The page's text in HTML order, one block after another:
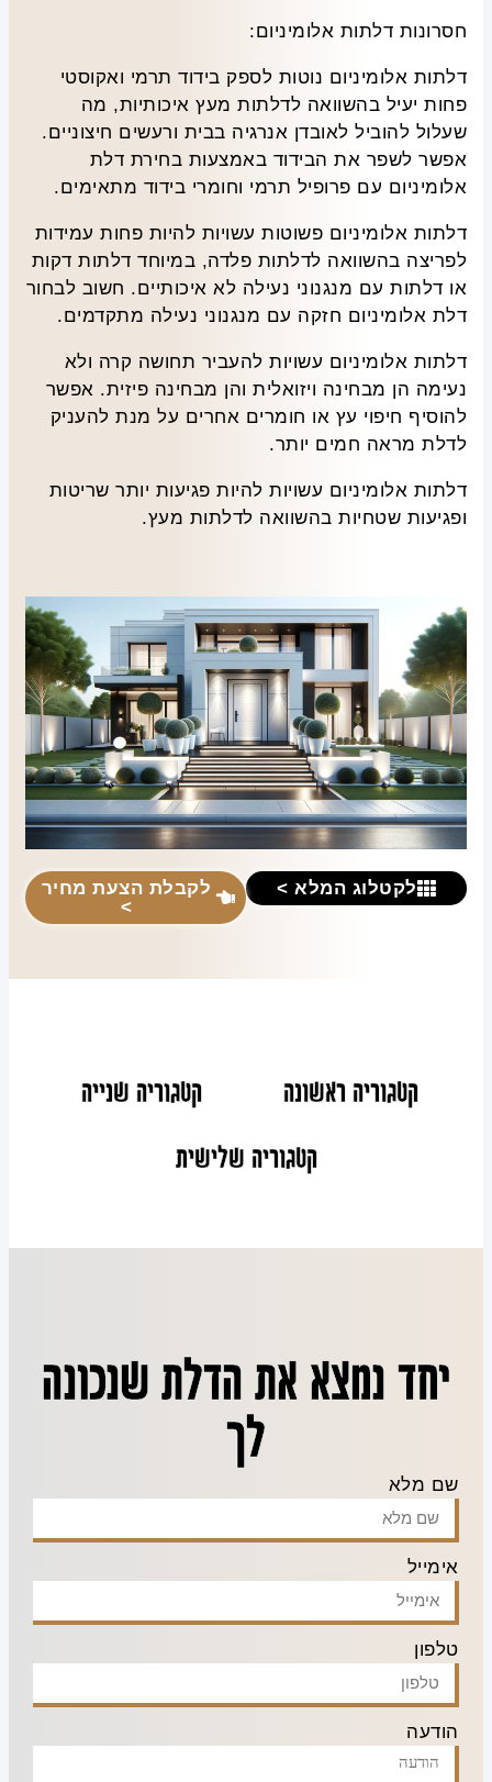
חסרונות דלתות אלומיניום:
דלתות אלומיניום נוטות לספק בידוד תרמי ואקוסטי
פחות יעיל בהשוואה לדלתות מעץ איכותיות, מה
שעלול להוביל לאובדן אנרגיה בבית ורעשים חיצוניים.
אפשר לשפר את הבידוד באמצעות בחירת דלת
אלומיניום עם פרופיל תרמי וחומרי בידוד מתאימים.
דלתות אלומיניום פשוטות עשויות להיות פחות עמידות
לפריצה בהשוואה לדלתות פלדה, במיוחד דלתות דקות
או דלתות עם מנגנוני נעילה לא איכותיים. חשוב לבחור
דלת אלומיניום חזקה עם מנגנוני נעילה מתקדמים.
דלתות אלומיניום עשויות להעביר תחושה קרה ולא
נעימה הן מבחינה ויזואלית והן מבחינה פיזית. אפשר
להוסיף חיפוי עץ או חומרים אחרים על מנת להעניק
לדלת מראה חמים יותר.
דלתות אלומיניום עשויות להיות פגיעות יותר שריטות
ופגיעות שטחיות בהשוואה לדלתות מעץ.
לקטלוג המלא >
לקבלת הצעת מחיר
>
קטגוריה ראשונה
קטגוריה שנייה
קטגוריה שלישית
יחד נמצא את הדלת שנכונה
לך
שם מלא
אימייל
טלפון
הודעה